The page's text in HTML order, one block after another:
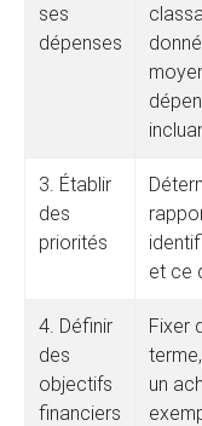
ses
dépenses
3. Établir
des
priorités
et ce
4. Définir
des
objectifs
financiers
Fixer
un